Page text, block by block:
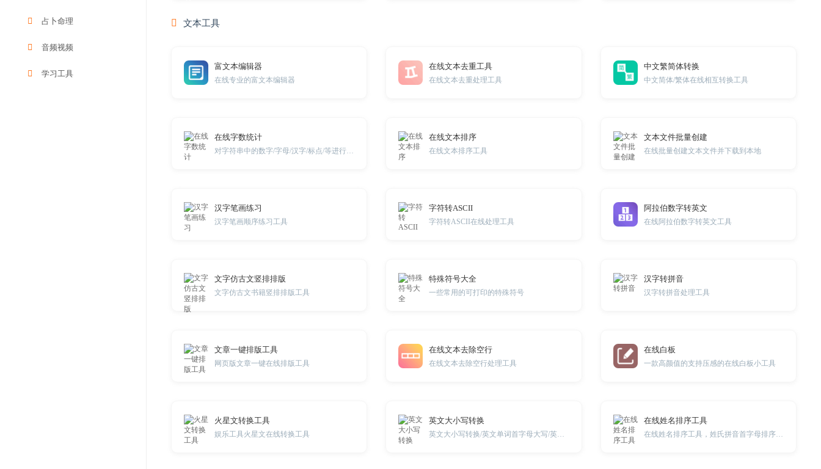
占卜命理
音频视频
学习工具
文本工具
富文本编辑器
在线专业的富文本编辑器
在线文本去重工具
在线文本去重处理工具
中文繁简体转换
中文简体/繁体在线相互转换工具
在线字数统计
对字符串中的数字/字母/汉字/标点/等进行统计
在线文本排序
在线文本排序工具
文本文件批量创建
在线批量创建文本文件并下载到本地
汉字笔画练习
汉字笔画顺序练习工具
字符转ASCII
字符转ASCII在线处理工具
阿拉伯数字转英文
在线阿拉伯数字转英文工具
文字仿古文竖排排版
文字仿古文书籍竖排排版工具
特殊符号大全
一些常用的可打印的特殊符号
汉字转拼音
汉字转拼音处理工具
文章一键排版工具
网页版文章一键在线排版工具
在线文本去除空行
在线文本去除空行处理工具
在线白板
一款高颜值的支持压感的在线白板小工具
火星文转换工具
娱乐工具火星文在线转换工具
英文大小写转换
英文大小写转换/英文单词首字母大写/英文行首字母大写
在线姓名排序工具
在线姓名排序工具，姓氏拼音首字母排序，姓氏笔画数排序